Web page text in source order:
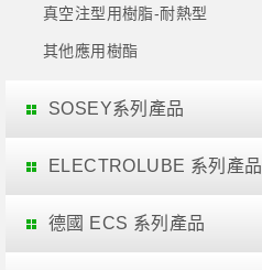
真空注型用樹脂-耐熱型
其他應用樹酯
SOSEY系列產品
ELECTROLUBE 系列產品
德國 ECS 系列產品